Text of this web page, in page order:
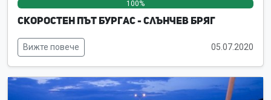
100%
Скоростен път Бургас - Слънчев бряг
Вижте повече 05.07.2020